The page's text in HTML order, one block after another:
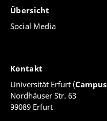
Übersicht
Social Media
Kontakt
Universität Erfurt (
Nordhäuser Str. 63
99089 Erfurt